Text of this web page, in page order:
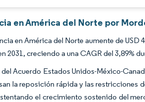
en América del Norte por
en América del Norte aumente de USD
2031, creciendo a una CAGR del 3,89%
Acuerdo Estados Unidos-México-
la reposición rápida y las restricciones
el crecimiento sostenido del